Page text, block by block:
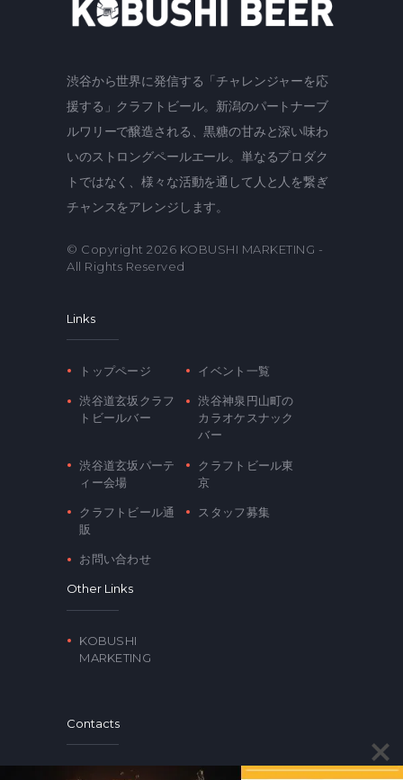
渋谷から世界に発信する「チャレンジャーを応
援する」クラフトビール。新潟のパートナーブ
ルワリーで醸造される、黒糖の甘みと深い味わ
いのストロングペールエール。単なるプロダク
トではなく、様々な活動を通して人と人を繋ぎ
チャンスをアレンジします。
© Copyright 2026 KOBUSHI MARKETING -
All Rights Reserved
Links
トップページ イベント一覧
渋谷道玄坂クラフ
トビールバー
渋谷神泉円山町の
カラオケスナック
バー
渋谷道玄坂パーテ
ィー会場
クラフトビール東
京
クラフトビール通
販
スタッフ募集
お問い合わせ
Other Links
KOBUSHI
MARKETING
Contacts
〒150-0043 東京都渋谷区道玄坂2-17-2 トップ美奄